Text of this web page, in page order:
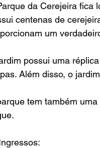
da Cerejeira fica
centenas de
um
possui uma
Além disso, o
tem também